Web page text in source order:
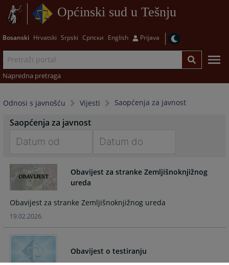
Općinski sud u Tešnju
Bosanski Hrvatski Srpski Српски English Prijava
Napredna pretraga
Odnosi s javnošću Vijesti Saopćenja za javnost
Saopćenja za javnost
forward
interact
with
the
calendar
and
select
forward
with
calendar
select
Obavijest za stranke Zemljišnoknjižnog
ureda
Obavijest za stranke Zemljišnoknjižnog ureda
19.02.2026.
Obavijest o testiranju